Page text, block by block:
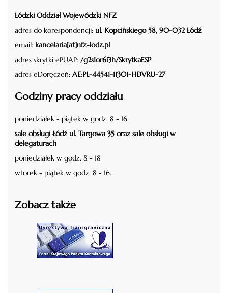
Łódzki Oddział Wojewódzki NFZ
adres do korespondencji: ul. Kopcińskiego 58, 90-032 Łódź
email: kancelaria[at]nfz-lodz.pl
adres skrytki ePUAP: /g2s1or6i3h/SkrytkaESP
adres eDoręczeń: AE:PL-44541-11301-HDVRU-27
Godziny pracy oddziału
poniedziałek - piątek w godz. 8 - 16.
sale obsługi Łódź ul. Targowa 35 oraz sale obsługi w
delegaturach
poniedziałek w godz. 8 - 18
wtorek - piątek w godz. 8 - 16.
Zobacz także
czytaj więcej